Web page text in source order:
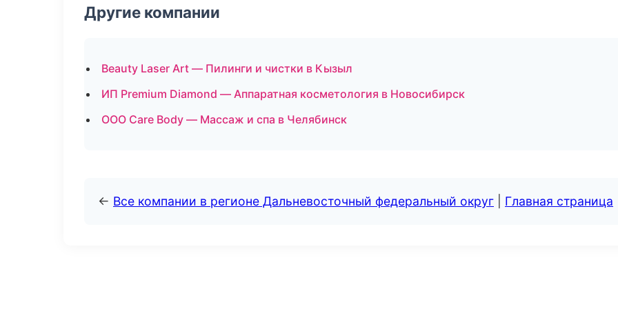
Другие компании
Beauty Laser Art — Пилинги и чистки в Кызыл
ИП Premium Diamond — Аппаратная косметология в Новосибирск
ООО Care Body — Массаж и спа в Челябинск
← Все компании в регионе Дальневосточный федеральный округ Главная страница